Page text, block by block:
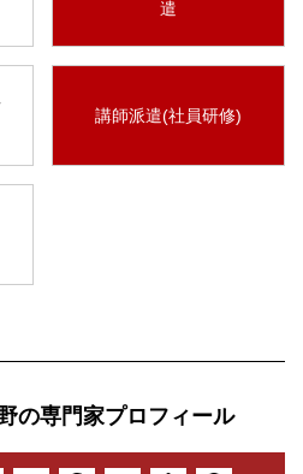
遣
講師派遣(社員研修)
の専門家プロフィール